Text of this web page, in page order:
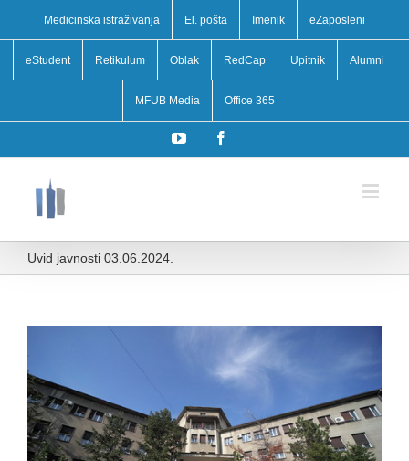
Medicinska istraživanja El. pošta Imenik eZaposleni
eStudent Retikulum Oblak RedCap Upitnik Alumni
MFUB Media Office 365
YouTube
Uvid javnosti 03.06.2024.